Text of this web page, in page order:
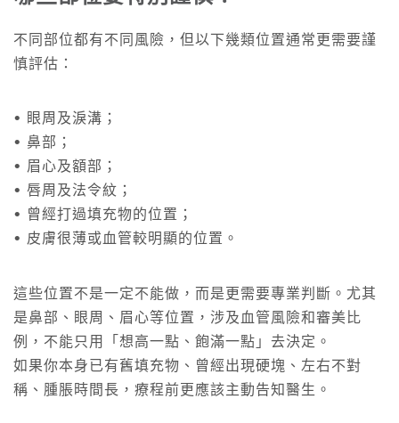
不同部位都有不同風險，但以下幾類位置通常更需要謹
慎評估：
• 眼周及淚溝；
• 鼻部；
• 眉心及額部；
• 唇周及法令紋；
• 曾經打過填充物的位置；
• 皮膚很薄或血管較明顯的位置。
這些位置不是一定不能做，而是更需要專業判斷。尤其
是鼻部、眼周、眉心等位置，涉及血管風險和審美比
例，不能只用「想高一點、飽滿一點」去決定。
如果你本身已有舊填充物、曾經出現硬塊、左右不對
稱、腫脹時間長，療程前更應該主動告知醫生。